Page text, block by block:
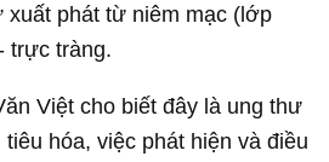
phát từ niêm mạc (lớp
trực tràng.
Việt cho biết đây là ung thư
hóa, việc phát hiện và điều